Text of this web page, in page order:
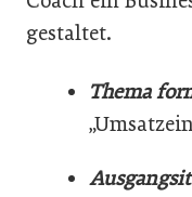
gestaltet.
Thema